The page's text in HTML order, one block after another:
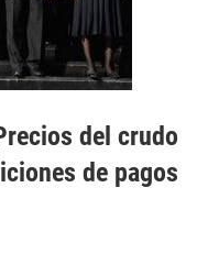
del crudo
de pagos